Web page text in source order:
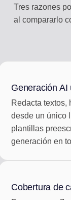
Tres razones
al compararlo
Generación AI
Redacta textos,
desde un único
plantillas
generación en
Cobertura de